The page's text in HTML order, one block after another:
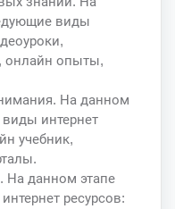
виды
онлайн опыты,
На данном
интернет
учебник,
На данном этапе
ресурсов: